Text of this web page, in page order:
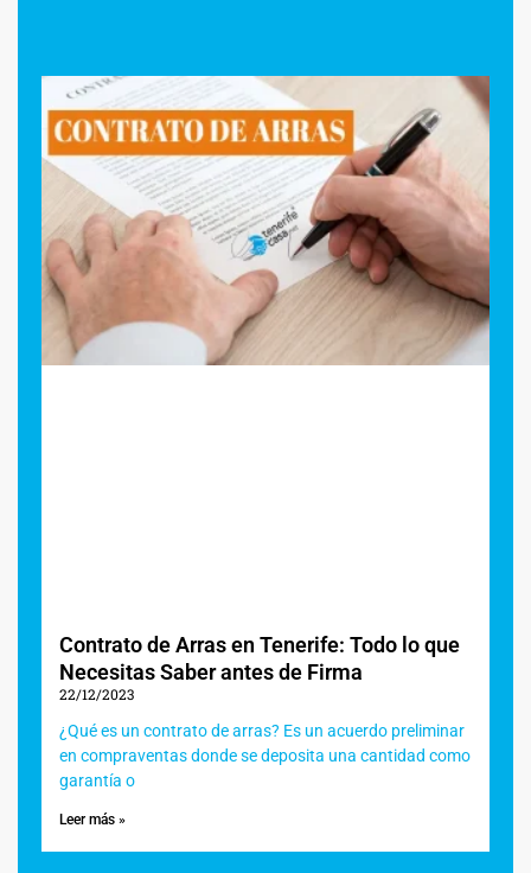
Contrato de Arras en Tenerife: Todo lo que
Necesitas Saber antes de Firma
22/12/2023
¿Qué es un contrato de arras? Es un acuerdo preliminar
en compraventas donde se deposita una cantidad como
garantía o
Leer más »